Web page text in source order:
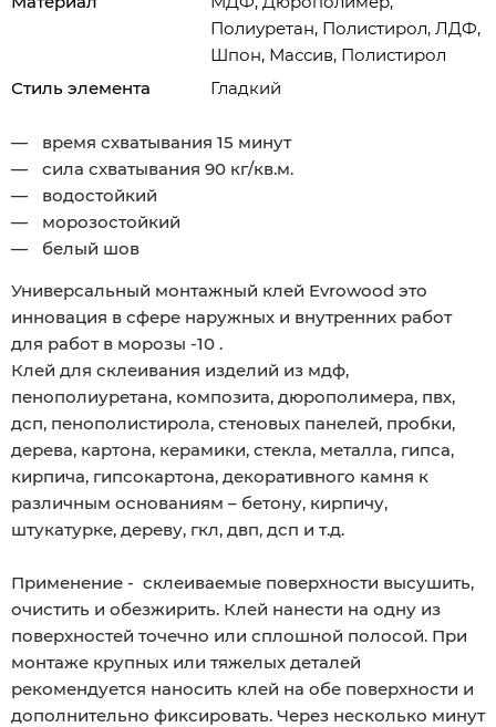
Полиуретан, Полистирол, ЛДФ,
Шпон, Массив, Полистирол
Стиль элемента
Гладкий
время схватывания 15 минут
сила схватывания 90 кг/кв.м.
водостойкий
морозостойкий
белый шов
Универсальный монтажный клей Evrowood это
инновация в сфере наружных и внутренних работ
для работ в морозы -10 .
Клей для склеивания изделий из мдф,
пенополиуретана, композита, дюрополимера, пвх,
дсп, пенополистирола, стеновых панелей, пробки,
дерева, картона, керамики, стекла, металла, гипса,
кирпича, гипсокартона, декоративного камня к
различным основаниям – бетону, кирпичу,
штукатурке, дереву, гкл, двп, дсп и т.д.
Применение - склеиваемые поверхности высушить,
очистить и обезжирить. Клей нанести на одну из
поверхностей точечно или сплошной полосой. При
монтаже крупных или тяжелых деталей
рекомендуется наносить клей на обе поверхности и
дополнительно фиксировать. Через несколько минут